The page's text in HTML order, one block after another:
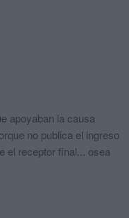
apoyaban la causa
no publica el ingreso
el receptor final... osea